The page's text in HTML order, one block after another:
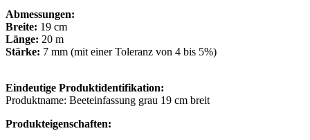
Abmessungen:
Breite: 19 cm
Länge: 20 m
Stärke: 7 mm (mit einer Toleranz von 4 bis 5%)
Eindeutige Produktidentifikation:
Produktname: Beeteinfassung grau 19 cm breit
Produkteigenschaften: